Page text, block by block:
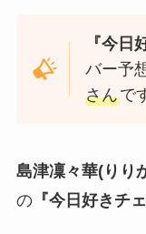
『今日
バー予
さんで
島津凜々華(りり
の『今日好きチ